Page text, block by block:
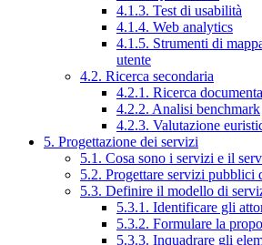
4.1.3. Test di usabilità
4.1.4. Web analytics
4.1.5. Strumenti di
utente
4.2. Ricerca secondaria
4.2.1. Ricerca
4.2.2. Analisi benchmark
4.2.3. Valutazione
5. Progettazione dei servizi
5.1. Cosa sono i servizi e il
5.2. Progettare servizi pubblici
5.3. Definire il modello di
5.3.1. Identificare gli
5.3.2. Formulare la
5.3.3. Inquadrare gli